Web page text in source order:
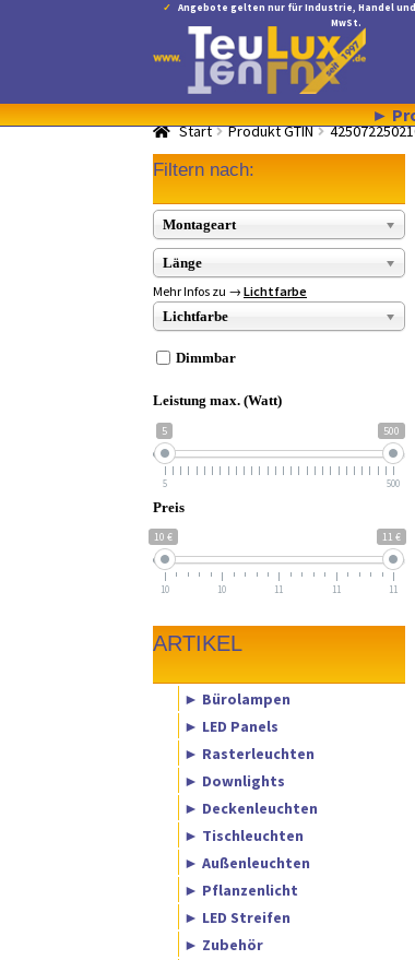
Angebote gelten nur für Industrie, Handel
MwSt.
Navigation
springen
Inhalt
springen
►
Start Produkt GTIN
Filtern nach:
Montageart
Länge
Mehr Infos zu →Lichtfarbe
Lichtfarbe
Dimmbar
Leistung max. (Watt)
5 500
5 500
Preis
10 € 11 €
10 10 11 11 11
ARTIKEL
► Bürolampen
► LED Panels
► Rasterleuchten
► Downlights
► Deckenleuchten
► Tischleuchten
► Außenleuchten
► Pflanzenlicht
► LED Streifen
► Zubehör